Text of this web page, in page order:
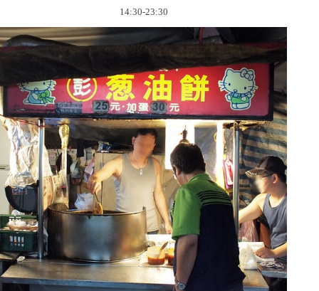
14:30-23:30